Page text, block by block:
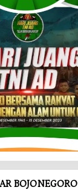
BOJONEGORO